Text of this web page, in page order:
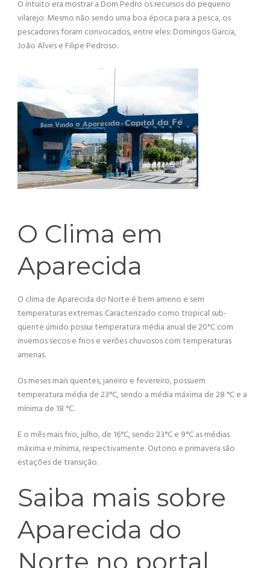
O intuito era mostrar a Dom Pedro os recursos do pequeno
vilarejo. Mesmo não sendo uma boa época para a pesca, os
pescadores foram convocados, entre eles: Domingos Garcia,
João Alves e Filipe Pedroso.
O Clima em
Aparecida
O clima de Aparecida do Norte é bem ameno e sem
temperaturas extremas. Caracterizado como tropical sub-
quente úmido possui temperatura média anual de 20°C com
invernos secos e frios e verões chuvosos com temperaturas
amenas.
Os meses mais quentes, janeiro e fevereiro, possuem
temperatura média de 23°C, sendo a média máxima de 28 °C e a
mínima de 18 °C.
E o mês mais frio, julho, de 16°C, sendo 23°C e 9°C as médias
máxima e mínima, respectivamente. Outono e primavera são
estações de transição.
Saiba mais sobre
Aparecida do
Norte no portal